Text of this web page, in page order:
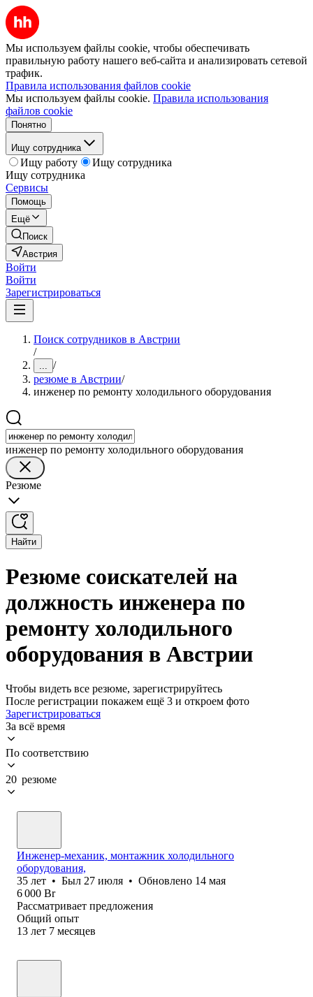
Мы используем файлы cookie, чтобы обеспечивать
правильную работу нашего веб-сайта и анализировать сетевой
трафик.
Правила использования файлов cookie
Мы используем файлы cookie. Правила использования
файлов cookie
Понятно
Ищу сотрудника
Ищу работу
Ищу сотрудника
Ищу сотрудника
Сервисы
Помощь
Ещё
Поиск
Австрия
Войти
Войти
Зарегистрироваться
Поиск сотрудников в Австрии
/
... /
резюме в Австрии/
инженер по ремонту холодильного оборудования
инженер по ремонту холодильного оборудования
Резюме
Найти
Резюме соискателей на
должность инженера по
ремонту холодильного
оборудования в Австрии
Чтобы видеть все резюме, зарегистрируйтесь
После регистрации покажем ещё 3 и откроем фото
Зарегистрироваться
За всё время
По соответствию
20 резюме
Инженер-механик, монтажник холодильного
оборудования,
35 лет • Был 27 июля • Обновлено 14 мая
6 000 Br
Рассматривает предложения
Общий опыт
13 лет 7 месяцев